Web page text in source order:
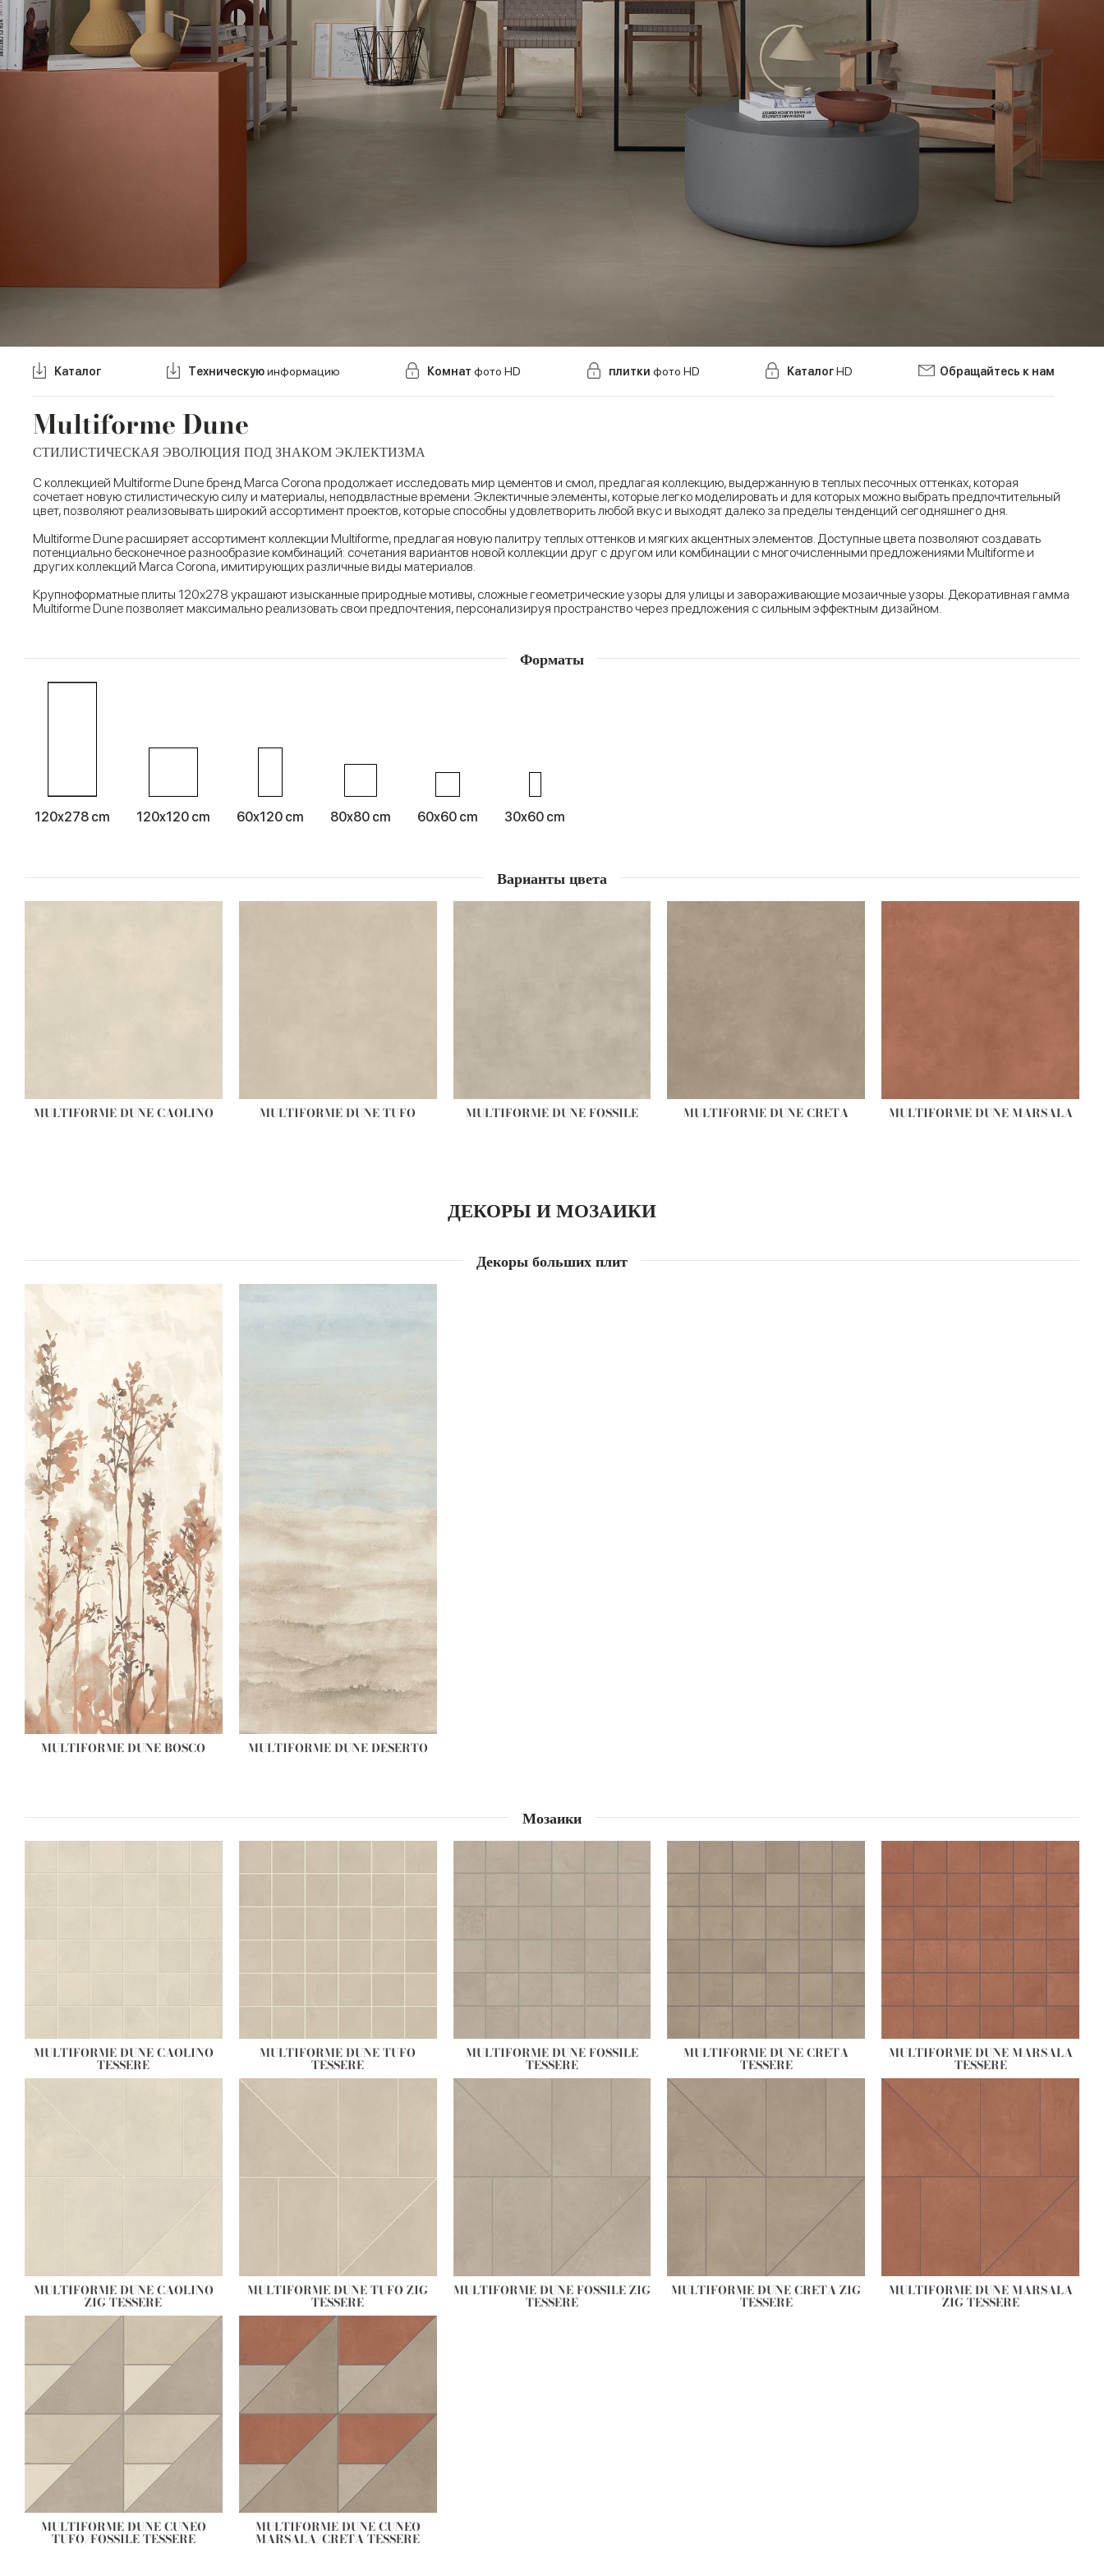
Multiforme Dune
СТИЛИСТИЧЕСКАЯ ЭВОЛЮЦИЯ ПОД ЗНАКОМ ЭКЛЕКТИЗМА
Kаталог Tехническуюинформацию Комнатфото HD плитки фото HD KаталогHD Обращайтесь к нам
С коллекцией Multiforme Dune бренд Marca Corona продолжает исследовать мир цементов и смол, предлагая коллекцию, выдержанную в теплых песочных оттенках, которая
сочетает новую стилистическую силу и материалы, неподвластные времени. Эклектичные элементы, которые легко моделировать и для которых можно выбрать предпочтительный
цвет, позволяют реализовывать широкий ассортимент проектов, которые способны удовлетворить любой вкус и выходят далеко за пределы тенденций сегодняшнего дня.
Multiforme Dune расширяет ассортимент коллекции Multiforme, предлагая новую палитру теплых оттенков и мягких акцентных элементов. Доступные цвета позволяют создавать
потенциально бесконечное разнообразие комбинаций: сочетания вариантов новой коллекции друг с другом или комбинации с многочисленными предложениями Multiforme и
других коллекций Marca Corona, имитирующих различные виды материалов.
Крупноформатные плиты 120x278 украшают изысканные природные мотивы, сложные геометрические узоры для улицы и завораживающие мозаичные узоры. Декоративная гамма
Multiforme Dune позволяет максимально реализовать свои предпочтения, персонализируя пространство через предложения с сильным эффектным дизайном.
Форматы
120x278 cm 120x120 cm 60x120 cm 80x80 cm 60x60 cm 30x60 cm
Варианты цвета
MULTIFORME DUNE CAOLINO MULTIFORME DUNE TUFO MULTIFORME DUNE FOSSILE MULTIFORME DUNE CRETA MULTIFORME DUNE MARSALA
ДЕКОРЫ И МОЗАИКИ
Декоры больших плит
MULTIFORME DUNE BOSCO MULTIFORME DUNE DESERTO
Мозаики
MULTIFORME DUNE CAOLINO
TESSERE
MULTIFORME DUNE TUFO
TESSERE
MULTIFORME DUNE FOSSILE
TESSERE
MULTIFORME DUNE CRETA
TESSERE
MULTIFORME DUNE MARSALA
TESSERE
MULTIFORME DUNE CAOLINO
ZIG TESSERE
MULTIFORME DUNE TUFO ZIG
TESSERE
MULTIFORME DUNE FOSSILE ZIG
TESSERE
MULTIFORME DUNE CRETA ZIG
TESSERE
MULTIFORME DUNE MARSALA
ZIG TESSERE
MULTIFORME DUNE CUNEO
TUFO/FOSSILE TESSERE
MULTIFORME DUNE CUNEO
MARSALA/CRETA TESSERE